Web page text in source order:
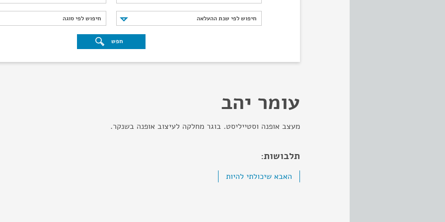
חיפוש לפי שנת ההעלאה
חיפוש לפי שנת ההעלאה חיפוש לפי סוגה
חיפוש לפי סוגה
חפש
עומר יהב
מעצב אופנה וסטייליסט. בוגר מחלקה לעיצוב אופנה בשנקר.
תלבושות:
האבא שיכולתי להיות